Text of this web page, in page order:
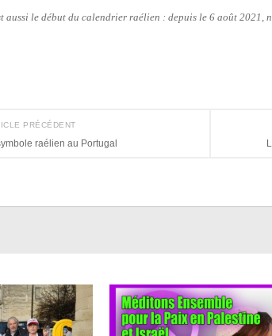
aussi le début du calendrier raélien : depuis le 6 août 2021,
PRÉCÉDENT
raélien au Portugal